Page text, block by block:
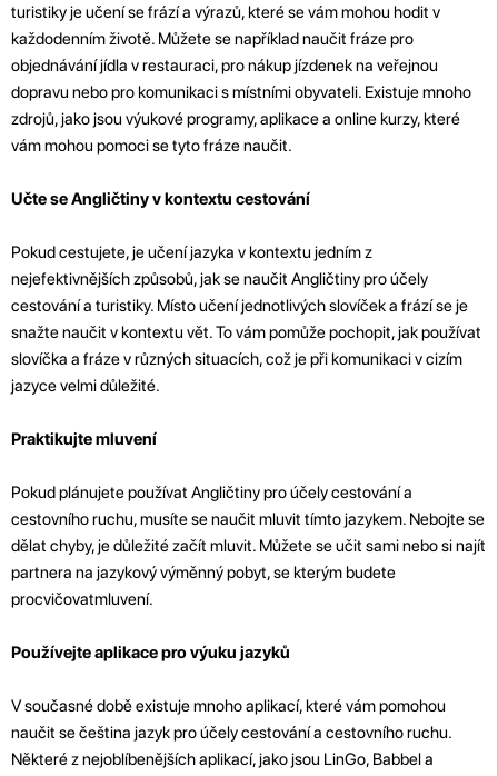
turistiky je učení se frází a výrazů, které se vám mohou hodit v
každodenním životě. Můžete se například naučit fráze pro
objednávání jídla v restauraci, pro nákup jízdenek na veřejnou
dopravu nebo pro komunikaci s místními obyvateli. Existuje mnoho
zdrojů, jako jsou výukové programy, aplikace a online kurzy, které
vám mohou pomoci se tyto fráze naučit.
Učte se Angličtiny v kontextu cestování
Pokud cestujete, je učení jazyka v kontextu jedním z
nejefektivnějších způsobů, jak se naučit Angličtiny pro účely
cestování a turistiky. Místo učení jednotlivých slovíček a frází se je
snažte naučit v kontextu vět. To vám pomůže pochopit, jak používat
slovíčka a fráze v různých situacích, což je při komunikaci v cizím
jazyce velmi důležité.
Praktikujte mluvení
Pokud plánujete používat Angličtiny pro účely cestování a
cestovního ruchu, musíte se naučit mluvit tímto jazykem. Nebojte se
dělat chyby, je důležité začít mluvit. Můžete se učit sami nebo si najít
partnera na jazykový výměnný pobyt, se kterým budete
procvičovatmluvení.
Používejte aplikace pro výuku jazyků
V současné době existuje mnoho aplikací, které vám pomohou
naučit se čeština jazyk pro účely cestování a cestovního ruchu.
Některé z nejoblíbenějších aplikací, jako jsou LinGo, Babbel a